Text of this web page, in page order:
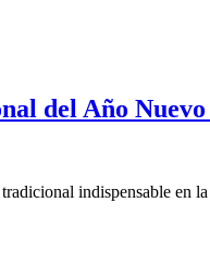
del Año
indispensable